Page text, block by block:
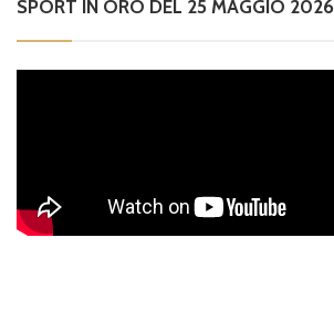
SPORT IN ORO DEL 25 MAGGIO 2026